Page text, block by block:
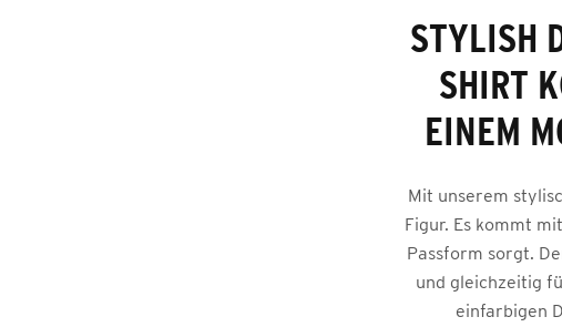
STYLISH
SHIRT
EINEM
Mit unserem
Figur. Es kommt
Passform sorgt.
und gleichzeitig
einfarbigen